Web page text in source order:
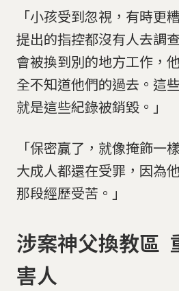
「小孩受到忽視，有時更
提出的指控都沒有人去調
會被換到別的地方工作，
全不知道他們的過去。這
就是這些紀錄被銷毀。」
「保密贏了，就像掩飾一
大成人都還在受罪，因為
那段經歷受苦。」
涉案神父換教區
害人